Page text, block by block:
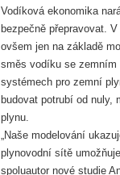
Vodíková ekonomika
bezpečně přepravovat.
ovšem jen na základě
směs vodíku se
systémech pro zemní
budovat potrubí od nuly,
plynu.
„Naše modelování
plynovodní sítě
spoluautor nové studie